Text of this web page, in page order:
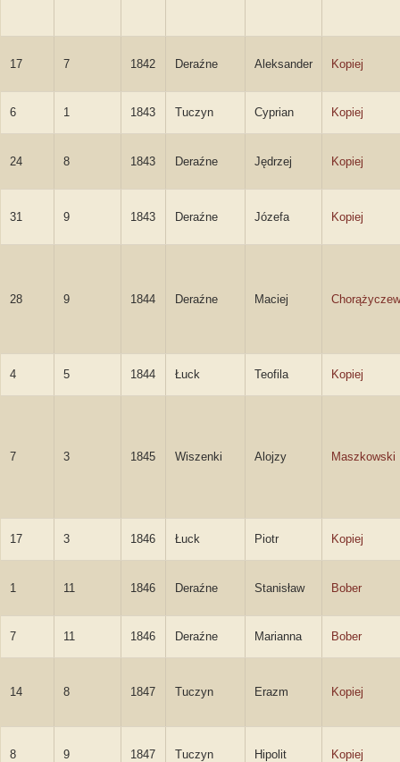
17 7 1842 Deraźne Aleksander Kopiej
6 1 1843 Tuczyn Cyprian Kopiej
24 8 1843 Deraźne Jędrzej Kopiej
31 9 1843 Deraźne Józefa Kopiej
28 9 1844 Deraźne Maciej
4 5 1844 Łuck Teofila Kopiej
7 3 1845 Wiszenki Alojzy Maszkowski
17 3 1846 Łuck Piotr Kopiej
1 11 1846 Deraźne Stanisław Bober
7 11 1846 Deraźne Marianna Bober
14 8 1847 Tuczyn Erazm Kopiej
8 9 1847 Tuczyn Hipolit Kopiej